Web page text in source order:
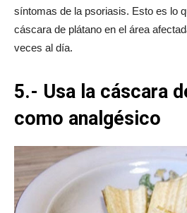
síntomas de la psoriasis. Esto es lo
cáscara de plátano en el área
veces al día.
5.- Usa la cáscara
como analgésico